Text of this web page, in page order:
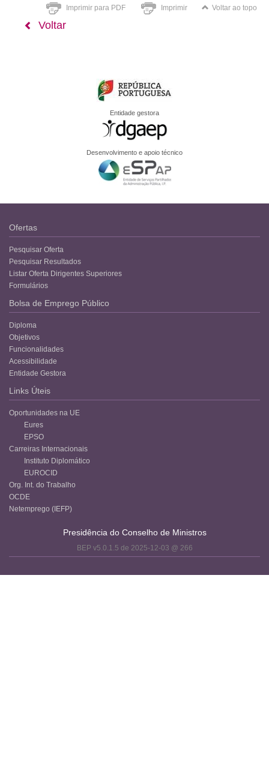
Imprimir para PDF Imprimir Voltar ao topo
Voltar
Entidade gestora
Desenvolvimento e apoio técnico
Ofertas
Pesquisar Oferta
Pesquisar Resultados
Listar Oferta Dirigentes Superiores
Formulários
Bolsa de Emprego Público
Diploma
Objetivos
Funcionalidades
Acessibilidade
Entidade Gestora
Links Úteis
Oportunidades na UE
Eures
EPSO
Carreiras Internacionais
Instituto Diplomático
EUROCID
Org. Int. do Trabalho
OCDE
Netemprego (IEFP)
Presidência do Conselho de Ministros
BEP v5.0.1.5 de 2025-12-03 @ 266